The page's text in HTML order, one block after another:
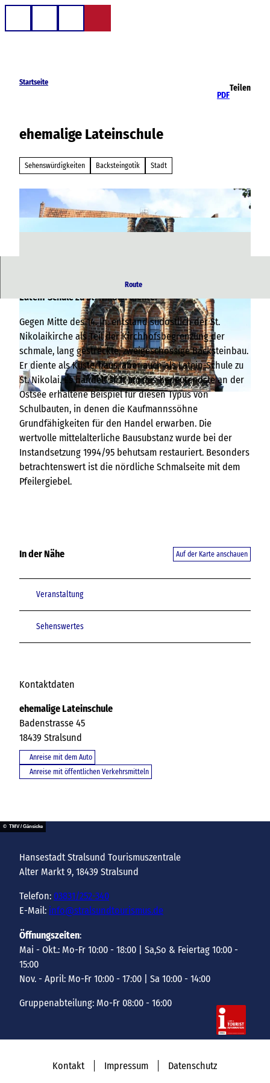
Startseite
PDF
Teilen
ehemalige Lateinschule
Sehenswürdigkeiten Backsteingotik Stadt
© TZ HST
© TZ HST
Route
Zweigeschossige Backsteinbau der als Küsterhaus und
Latein-Schule zu St. Nikolai diente.
Gegen Mitte des 14. Jh. entstand südöstlich der St.
Nikolaikirche als Teil der Kirchhofsbegrenzung der
schmale, lang gestreckte, zweigeschossige Backsteinbau.
Er diente als Küsterhaus, aber auch als Latein-Schule zu
St. Nikolai. Es handelt sich um das bedeutendste an der
Ostsee erhaltene Beispiel für diesen Typus von
Schulbauten, in denen die Kaufmannssöhne
Grundfähigkeiten für den Handel erwarben. Die
wertvolle mittelalterliche Bausubstanz wurde bei der
Instandsetzung 1994/95 behutsam restauriert. Besonders
betrachtenswert ist die nördliche Schmalseite mit dem
Pfeilergiebel.
In der Nähe Auf der Karte anschauen
Veranstaltung
Sehenswertes
Kontaktdaten
ehemalige Lateinschule
Badenstrasse 45
18439 Stralsund
Anreise mit dem Auto
Anreise mit öffentlichen Verkehrsmitteln
© TMV / Gänsicke
Hansestadt Stralsund Tourismuszentrale
Alter Markt 9, 18439 Stralsund
Telefon: 03831/252-340
E-Mail: info@stralsundtourismus.de
Öffnungszeiten:
Mai - Okt.: Mo-Fr 10:00 - 18:00 | Sa,So & Feiertag 10:00 -
15:00
Nov. - April: Mo-Fr 10:00 - 17:00 | Sa 10:00 - 14:00
Gruppenabteilung: Mo-Fr 08:00 - 16:00
Kontakt Impressum Datenschutz